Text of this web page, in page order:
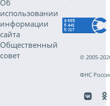
Об
использовании
информации
сайта
Общественный
совет
© 2005-
ФНС